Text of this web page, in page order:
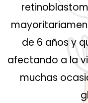
de 6 años y
afectando a la
muchas